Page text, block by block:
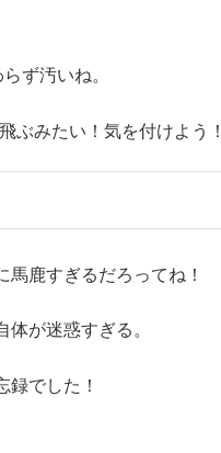
ず汚いね。
ぶみたい！気を付けよう！
鹿すぎるだろってね！
が迷惑すぎる。
でした！